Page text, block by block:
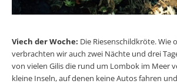
Viech der Woche: Die Riesenschildkröte. Wie
verbrachten wir auch zwei Nächte und drei
von vielen Gilis die rund um Lombok im Meer
kleine Inseln, auf denen keine Autos fahren